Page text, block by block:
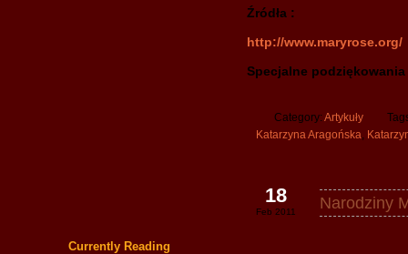
Źródła :
http://www.maryrose.org/
Specjalne
Category: Artykuły
Katarzyna Aragońska,
Narodziny
18
Feb 2011
Currently Reading